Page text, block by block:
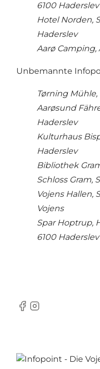
6100 Haderslev
Hotel Norden,
Haderslev
Aarø Camping,
Unbemannte
Tørning
Aarøsund
Haderslev
Kulturhaus
Haderslev
Bibliothek
Schloss Gram,
Vojens Hallen,
Vojens
Spar Hoptrup,
6100 Haderslev
Facebook
Instagram